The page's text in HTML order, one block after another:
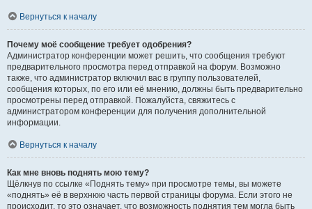
Вернуться к началу
Почему моё сообщение требует одобрения?
Администратор конференции может решить, что сообщения требуют
предварительного просмотра перед отправкой на форум. Возможно
также, что администратор включил вас в группу пользователей,
сообщения которых, по его или её мнению, должны быть предварительно
просмотрены перед отправкой. Пожалуйста, свяжитесь с
администратором конференции для получения дополнительной
информации.
Вернуться к началу
Как мне вновь поднять мою тему?
Щёлкнув по ссылке «Поднять тему» при просмотре темы, вы можете
«поднять» её в верхнюю часть первой страницы форума. Если этого не
происходит, то это означает, что возможность поднятия тем могла быть